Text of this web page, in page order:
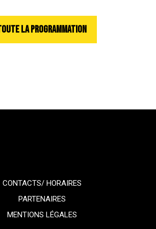
LA PROGRAMMATION
CONTACTS/ HORAIRES
PARTENAIRES
MENTIONS LÉGALES